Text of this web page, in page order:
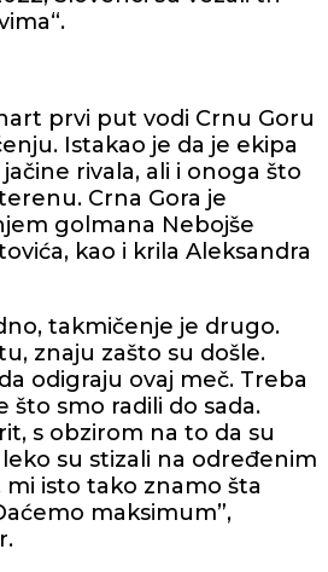
prvi put vodi Crnu Goru
Istakao je da je ekipa
rivala, ali i onoga što
Crna Gora je
golmana Nebojše
kao i krila Aleksandra
takmičenje je drugo.
znaju zašto su došle.
odigraju ovaj meč. Treba
što smo radili do sada.
s obzirom na to da su
su stizali na određenim
mi isto tako znamo šta
maksimum”,